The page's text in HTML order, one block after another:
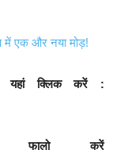
में एक और नया मोड़!
यहां क्लिक करें :
फालो करें